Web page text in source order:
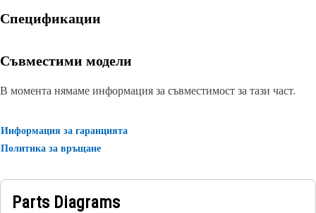
Спецификации
Съвместими модели
В момента нямаме информация за съвместимост за тази част.
Информация за гаранцията
Политика за връщане
Parts Diagrams